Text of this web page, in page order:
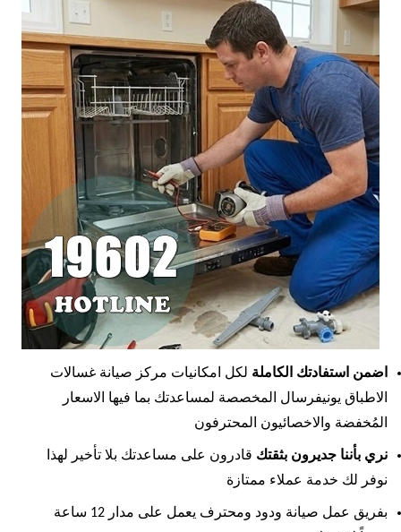
اضمن استفادتك الكاملة لكل امكانيات مركز صيانة غسالات
الاطباق يونيفرسال المخصصة لمساعدتك بما فيها الاسعار
المُخفضة والاخصائيون المحترفون
نري بأننا جديرون بثقتك قادرون على مساعدتك بلا تأخير لهذا
نوفر لك خدمة عملاء ممتازة
بفريق عمل صيانة ودود ومحترف يعمل على مدار 12 ساعة